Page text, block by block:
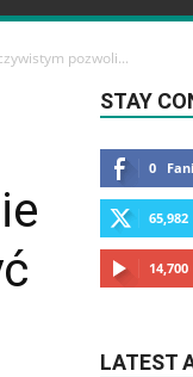
pozwoli...
STAY
0 Fani
65,982
14,700
LATEST